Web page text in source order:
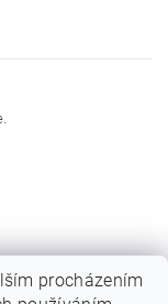
procházením